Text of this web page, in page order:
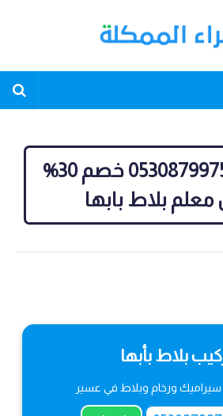
مبلط ابها 0530879975 خصم 30%
بلاط بابها
بلاط بأبها
ورخام وبلاط في عسير